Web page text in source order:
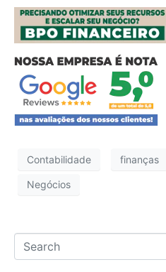
Contabilidade finanças
Negócios